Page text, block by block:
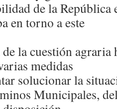
de la República
en torno a este
la cuestión agraria
medidas
solucionar la
Municipales,